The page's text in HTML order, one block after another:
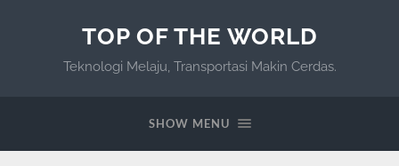
TOP OF THE WORLD
Teknologi Melaju, Transportasi Makin Cerdas.
SHOW MENU